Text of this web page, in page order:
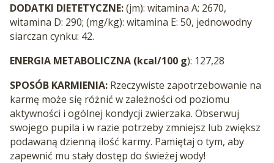
DODATKI DIETETYCZNE:(jm): witamina A: 2670,
witamina D: 290; (mg/kg): witamina E: 50, jednowodny
siarczan cynku: 42.
ENERGIA METABOLICZNA (kcal/100 g): 127,28
SPOSÓB KARMIENIA: Rzeczywiste zapotrzebowanie na
karmę może się różnić w zależności od poziomu
aktywności i ogólnej kondycji zwierzaka. Obserwuj
swojego pupila i w razie potrzeby zmniejsz lub zwiększ
podawaną dzienną ilość karmy. Pamiętaj o tym, aby
zapewnić mu stały dostęp do świeżej wody!